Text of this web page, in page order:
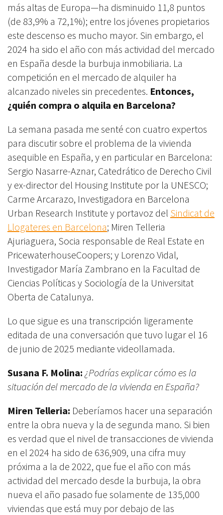
más altas de Europa—ha disminuido 11,8 puntos
(de 83,9% a 72,1%); entre los jóvenes propietarios
este descenso es mucho mayor. Sin embargo, el
2024 ha sido el año con más actividad del mercado
en España desde la burbuja inmobiliaria. La
competición en el mercado de alquiler ha
alcanzado niveles sin precedentes. Entonces,
¿quién compra o alquila en Barcelona?
La semana pasada me senté con cuatro expertos
para discutir sobre el problema de la vivienda
asequible en España, y en particular en Barcelona:
Sergio Nasarre-Aznar, Catedrático de Derecho Civil
y ex-director del Housing Institute por la UNESCO;
Carme Arcarazo, Investigadora en Barcelona
Urban Research Institute y portavoz del Sindicat de
Llogateres en Barcelona; Miren Telleria
Ajuriaguera, Socia responsable de Real Estate en
PricewaterhouseCoopers; y Lorenzo Vidal,
Investigador María Zambrano en la Facultad de
Ciencias Políticas y Sociología de la Universitat
Oberta de Catalunya.
Lo que sigue es una transcripción ligeramente
editada de una conversación que tuvo lugar el 16
de junio de 2025 mediante videollamada.
Susana F. Molina: ¿Podrías explicar cómo es la
situación del mercado de la vivienda en España?
Miren Telleria: Deberíamos hacer una separación
entre la obra nueva y la de segunda mano. Si bien
es verdad que el nivel de transacciones de vivienda
en el 2024 ha sido de 636,909, una cifra muy
próxima a la de 2022, que fue el año con más
actividad del mercado desde la burbuja, la obra
nueva el año pasado fue solamente de 135,000
viviendas que está muy por debajo de las